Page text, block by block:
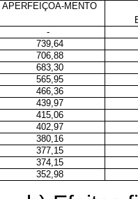
APERFEIÇOA-MENTO
-
739,64
706,88
683,30
565,95
466,36
439,97
415,06
402,97
380,16
377,15
374,15
352,98